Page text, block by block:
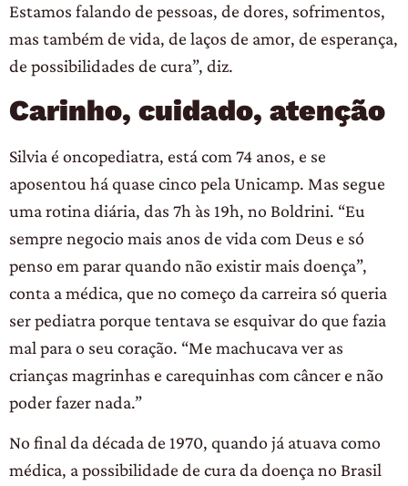
Estamos falando de pessoas, de dores, sofrimentos,
mas também de vida, de laços de amor, de esperança,
de possibilidades de cura”, diz.
Carinho, cuidado, atenção
Silvia é oncopediatra, está com 74 anos, e se
aposentou há quase cinco pela Unicamp. Mas segue
uma rotina diária, das 7h às 19h, no Boldrini. “Eu
sempre negocio mais anos de vida com Deus e só
penso em parar quando não existir mais doença”,
conta a médica, que no começo da carreira só queria
ser pediatra porque tentava se esquivar do que fazia
mal para o seu coração. “Me machucava ver as
crianças magrinhas e carequinhas com câncer e não
poder fazer nada.”
No final da década de 1970, quando já atuava como
médica, a possibilidade de cura da doença no Brasil